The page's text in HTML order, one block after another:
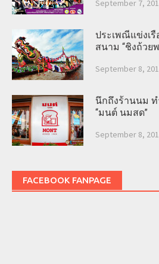
September 7,
ประเพณีแข่งเ
สนาม “ชิงถ้วย
September 8,
นึกถึงร้านนม
“มนต์ นมสด”
September 8,
FACEBOOK FANPAGE